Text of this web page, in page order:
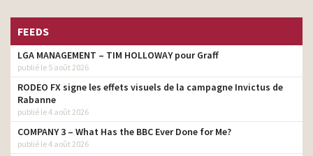
FEEDS
LGA MANAGEMENT – TIM HOLLOWAY pour Graff
publié le 5 août 2026
RODEO FX signe les effets visuels de la campagne Invictus de
Rabanne
publié le 4 août 2026
COMPANY 3 – What Has the BBC Ever Done for Me?
publié le 4 août 2026